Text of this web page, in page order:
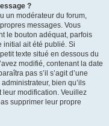
?
un modérateur du forum,
messages. Vous
le bouton adéquat, parfois
initial ait été publié. Si
texte situé en dessous du
modifié, contenant la date
pas s’il s’agit d’une
bien qu’ils
modification. Veuillez
supprimer leur propre